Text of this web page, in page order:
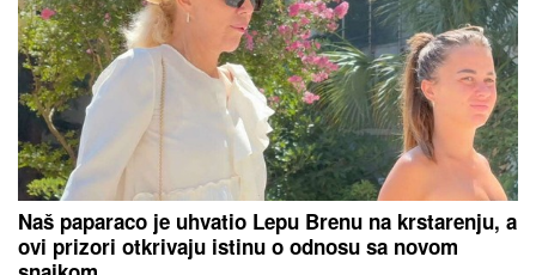
„Dim ne nosi pasoš, ali...“ Naučnici utvrdili krivca
za sve češće šumske požare u Kanadi